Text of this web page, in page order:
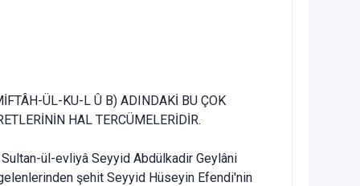
ÜL-KU-L Û B) ADINDAKİ BU ÇOK
HAL TERCÜMELERİDİR.
ül-evliyâ Seyyid Abdülkadir Geylâni
şehit Seyyid Hüseyin Efendi'nin